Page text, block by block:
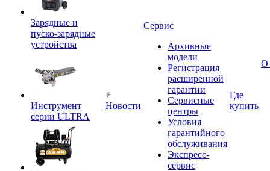
Зарядные и
пуско-зарядные
устройства
Инструмент
серии ULTRA
Новости
Сервис
Архивные
модели
Регистрация
расширенной
гарантии
Сервисные
центры
Условия
гарантийного
обслуживания
Экспресс-
сервис
Где
купить
О